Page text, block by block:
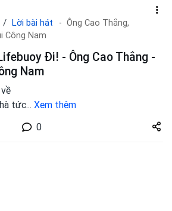
Lời bài hát
Ông Cao Thắng,
Công Nam
Đi! - Ông Cao Thắng -
Nam
tức... Xem thêm
0
Share
zuto.vn